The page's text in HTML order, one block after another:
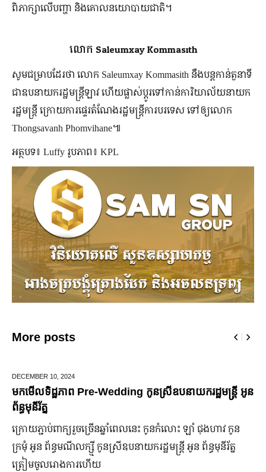
ពិភាក្សាលើបញ្ហា និងគោលនយោបាយជាតិ។
លោក Saleumxay Kommasith
សូមជម្រាបដែរថា លោក Saleumxay Kommasith នឹងបន្តកាន់តួនាទី
ជាឧបនាយករដ្ឋមន្ត្រីឡាវ ហើយផ្លាស់ប្ដូរទៅកាន់ការិយាល័យនាយក
រដ្ឋមន្ត្រី ក្រោយការផ្ទេរតំណែងរដ្ឋមន្ត្រីការបរទេស ទៅឲ្យលោក
Thongsavanh Phomvihane៕
អត្ថបទ៖ Luffy រូបភាព៖ KPL
More posts
DECEMBER 10, 2024
មកមើលទិដ្ឋភាព Pre-Wedding កូនស្រីឧបនាយករដ្ឋមន្រ្តី អូន
ព័ន្ធមុនីរ័ត្ន
ក្រោយ​ភ្ជាប់​ពាក្យ​រួច​ច្រើន​ឆ្នាំ​ពេលនេះ កូនកំលោះ ឡាំ ជុងហាវ កូន
ក្រមុំ អូន ព័ន្ធមណីលក្ស្មី កូនស្រី​ឧបនាយករដ្ឋមន្ត្រី អូន ព័ន្ធមុនីរ័ត្ន
ត្រៀម​ចូល​រោងការ​ហើយ